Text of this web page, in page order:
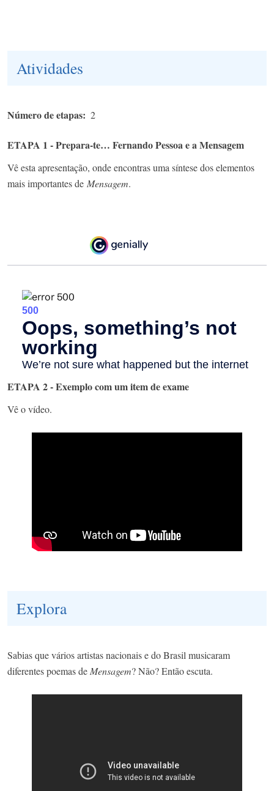
Atividades
Número de etapas 2
ETAPA 1 - Prepara-te… Fernando Pessoa e a Mensagem
Vê esta apresentação, onde encontras uma síntese dos elementos
mais importantes de Mensagem.
ETAPA 2 - Exemplo com um item de exame
Vê o vídeo.
Explora
Sabias que vários artistas nacionais e do Brasil musicaram
diferentes poemas de Mensagem? Não? Então escuta.